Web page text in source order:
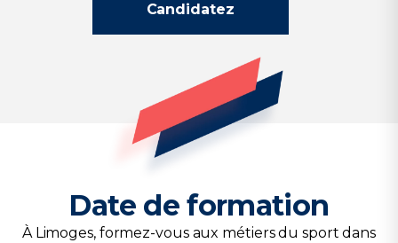
Candidatez
Date de formation
À Limoges, formez-vous aux métiers du sport dans